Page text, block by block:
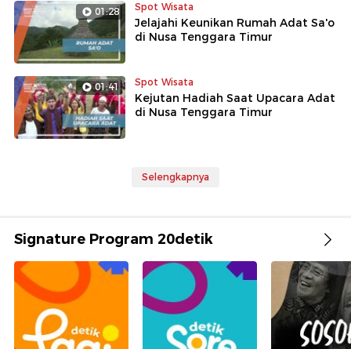
01:28 Spot Wisata
Jelajahi Keunikan Rumah Adat Sa'o
di Nusa Tenggara Timur
01:41 Spot Wisata
Kejutan Hadiah Saat Upacara Adat
di Nusa Tenggara Timur
Selengkapnya
Signature Program 20detik